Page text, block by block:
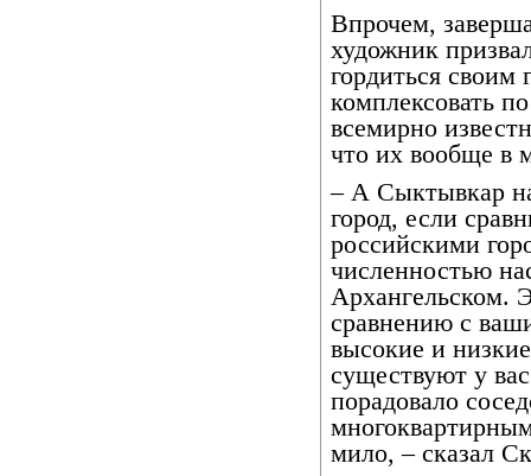
Впрочем,
художник
гордиться своим
комплексовать
всемирно
что их вообще в
– А Сыктывкар
город, если
российскими
численностью
Архангельском.
сравнению с
высокие и
существуют у
порадовало
мило, – сказал